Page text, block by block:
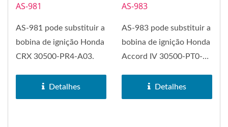
AS-981
AS-981 pode substituir a
bobina de ignição Honda
CRX 30500-PR4-A03.
Detalhes
AS-983
AS-983 pode substituir a
bobina de ignição Honda
Accord IV 30500-PT0-
Detalhes